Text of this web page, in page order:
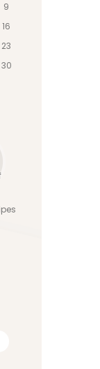
9
16
23
30